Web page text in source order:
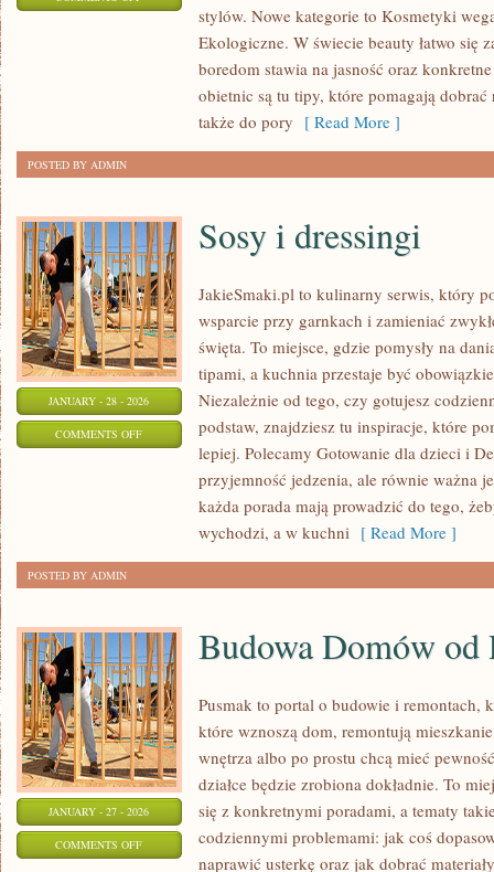
SEZONOWA
PIELĘGNACJA
stylów. Nowe kategorie to Kosmetyki
Ekologiczne. W świecie beauty łatwo się
boredom stawia na jasność oraz
obietnic są tu tipy, które pomagają
także do pory [ Read More ]
POSTED BY ADMIN
JANUARY - 28 - 2026
COMMENTS OFFON
DRESSINGI
Sosy i dressingi
JakieSmaki.pl to kulinarny serwis, który
wsparcie przy garnkach i zamieniać
święta. To miejsce, gdzie pomysły na
tipami, a kuchnia przestaje być
Niezależnie od tego, czy gotujesz
podstaw, znajdziesz tu inspiracje, które
lepiej. Polecamy Gotowanie dla dzieci i
przyjemność jedzenia, ale równie ważna
każda porada mają prowadzić do tego,
wychodzi, a w kuchni [ Read More ]
POSTED BY ADMIN
JANUARY - 27 - 2026
COMMENTS OFFON
Budowa Domów od
Pusmak to portal o budowie i remontach,
które wznoszą dom, remontują
wnętrza albo po prostu chcą mieć
działce będzie zrobiona dokładnie. To
się z konkretnymi poradami, a tematy
codziennymi problemami: jak coś
naprawić usterkę oraz jak dobrać